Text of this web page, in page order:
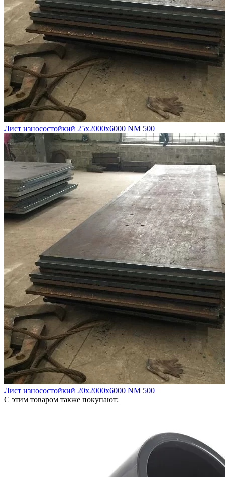
Лист износостойкий 25х2000х6000 NM 500
Лист износостойкий 20х2000х6000 NM 500
С этим товаром также покупают: